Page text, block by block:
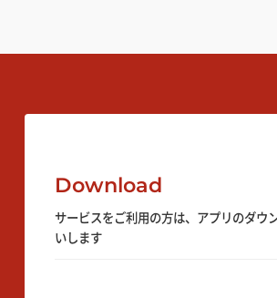
Download
サービスをご利用の方は、アプリのダウ
いします